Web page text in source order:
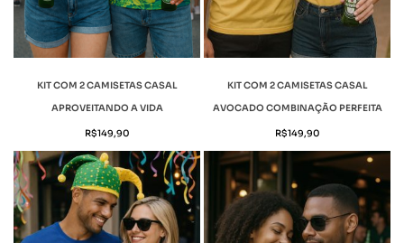
KIT COM 2 CAMISETAS CASAL
APROVEITANDO A VIDA
R$149,90
KIT COM 2 CAMISETAS CASAL
AVOCADO COMBINAÇÃO PERFEITA
R$149,90